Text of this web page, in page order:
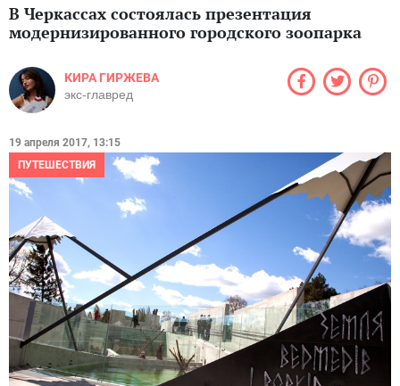
В Черкассах состоялась презентация
модернизированного городского зоопарка
КИРА ГИРЖЕВА
экс-главред
19 апреля 2017, 13:15
ПУТЕШЕСТВИЯ